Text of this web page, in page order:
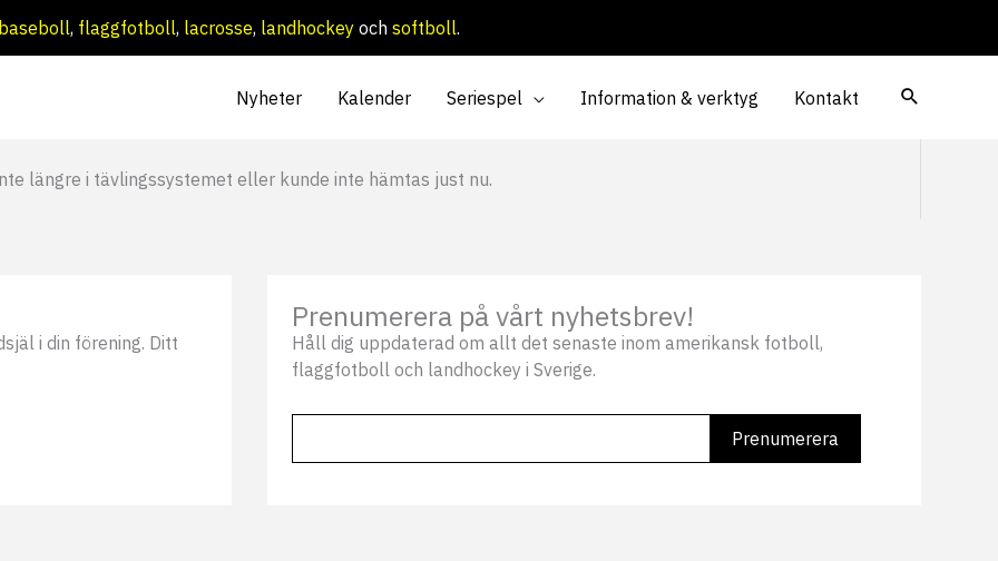
baseboll, flaggfotboll, lacrosse, landhockey och softboll.
Nyheter Kalender Seriespel Information & verktyg Kontakt
längre i tävlingssystemet eller kunde inte hämtas just nu.
i din förening. Ditt
Prenumerera på vårt nyhetsbrev!
Håll dig uppdaterad om allt det senaste inom amerikansk fotboll,
flaggfotboll och landhockey i Sverige.